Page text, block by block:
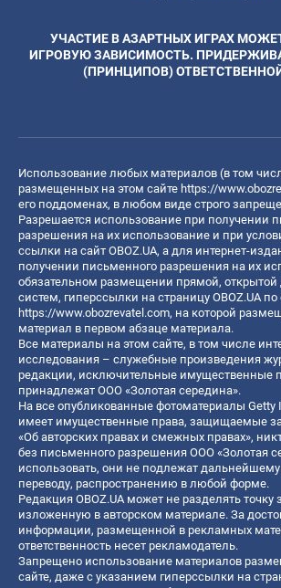
УЧАСТИЕ В АЗАРТНЫХ ИГРАХ
ИГРОВУЮ ЗАВИСИМОСТЬ.
(ПРИНЦИПОВ)
Использование любых материалов (в том
размещенных на этом сайте https://
его поддоменах, в любом виде строго
Разрешается использование при получении
разрешения на их использование и при
ссылки на сайт OBOZ.UA, а для интернет-
получении письменного разрешения на их
обязательном размещении прямой, открытой
систем, гиперссылки на страницу OBOZ.UA
https://www.obozrevatel.com, на которой
материал в первом абзаце материала.
Все материалы на этом сайте, в том числе
исследования – служебные произведения
редакции, исключительные имущественные
принадлежат ООО «Золотая середина».
На все опубликованные фотоматериалы Getty
имеет имущественные права, защищаемые
«Об авторских правах и смежных правах»,
без письменного разрешения ООО «Золотая
использовать, они не подлежат дальнейшему
переводу, распространению в любой форме.
Редакция OBOZ.UA может не разделять точку
изложенную в авторском материале. За
информации, размещенной в рекламных
ответственность несет рекламодатель.
Запрещено использование материалов
сайте, даже с указанием гиперссылки на